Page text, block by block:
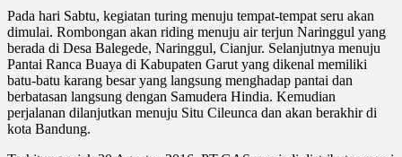
Pada hari Sabtu, kegiatan turing menuju tempat-tempat seru akan
dimulai. Rombongan akan riding menuju air terjun Naringgul yang
berada di Desa Balegede, Naringgul, Cianjur. Selanjutnya menuju
Pantai Ranca Buaya di Kabupaten Garut yang dikenal memiliki
batu-batu karang besar yang langsung menghadap pantai dan
berbatasan langsung dengan Samudera Hindia. Kemudian
perjalanan dilanjutkan menuju Situ Cileunca dan akan berakhir di
kota Bandung.